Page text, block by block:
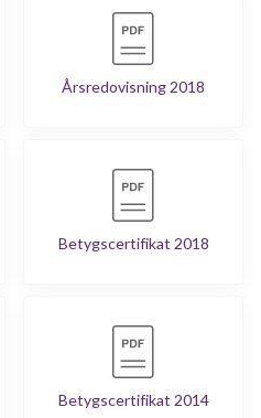
Årsredovisning 2018
Betygscertifikat 2018
Betygscertifikat 2014